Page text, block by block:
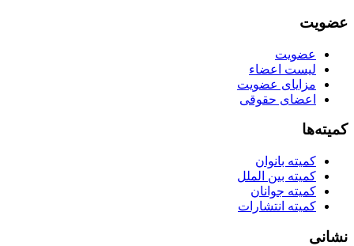
عضویت
عضویت
لیست اعضاء
مزایای عضویت
اعضای حقوقی
کمیته‌ها
کمیته بانوان
کمیته بین الملل
کمیته جوانان
کمیته انتشارات
نشانی